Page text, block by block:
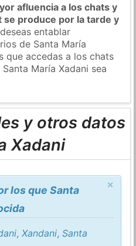
afluencia a los chats y
produce por la tarde y
entablar
de Santa María
que accedas a los chats
María Xadani sea
y otros datos
Xadani
×
los que Santa
,Xandani,Santa